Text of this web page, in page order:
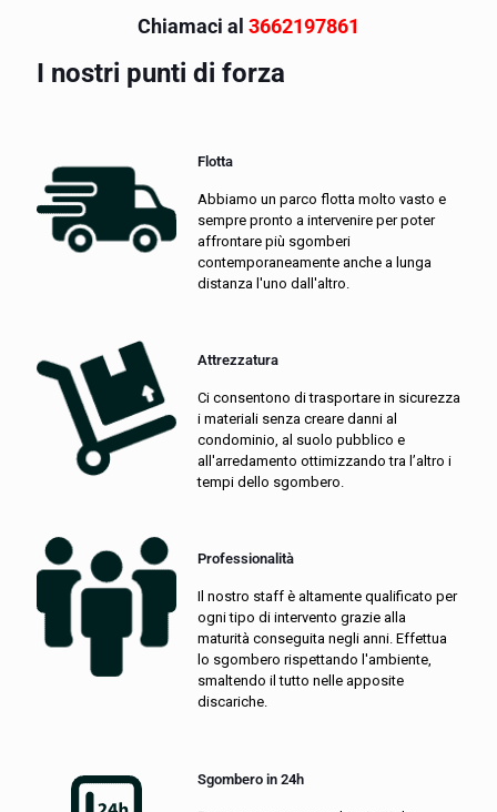
Chiamaci al 3662197861
I nostri punti di forza
Flotta
Abbiamo un parco flotta molto vasto e
sempre pronto a intervenire per poter
affrontare più sgomberi
contemporaneamente anche a lunga
distanza l'uno dall'altro.
Attrezzatura
Ci consentono di trasportare in sicurezza
i materiali senza creare danni al
condominio, al suolo pubblico e
all'arredamento ottimizzando tra l’altro i
tempi dello sgombero.
Professionalità
Il nostro staff è altamente qualificato per
ogni tipo di intervento grazie alla
maturità conseguita negli anni. Effettua
lo sgombero rispettando l'ambiente,
smaltendo il tutto nelle apposite
discariche.
Sgombero in 24h